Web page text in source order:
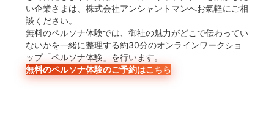
い企業さまは、株式会社アンシャントマンへお氣軽にご相
談ください。
無料のペルソナ体験では、御社の魅力がどこで伝わってい
ないかを一緒に整理する約30分のオンラインワークショ
ップ「ペルソナ体験」を行います。
無料のペルソナ体験のご予約はこちら